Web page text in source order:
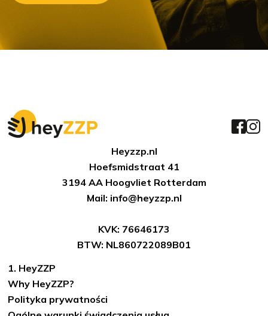
Heyzzp.nl
Hoefsmidstraat 41
3194 AA Hoogvliet Rotterdam
Mail: info@heyzzp.nl
KVK: 76646173
BTW: NL860722089B01
1. HeyZZP
Why HeyZZP?
Polityka prywatności